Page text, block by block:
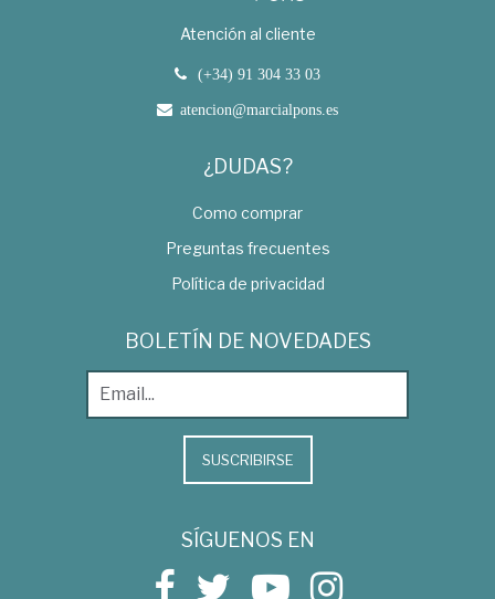
Atención al cliente
(+34) 91 304 33 03
atencion@marcialpons.es
¿DUDAS?
Como comprar
Preguntas frecuentes
Política de privacidad
BOLETÍN DE NOVEDADES
SUSCRIBIRSE
SÍGUENOS EN